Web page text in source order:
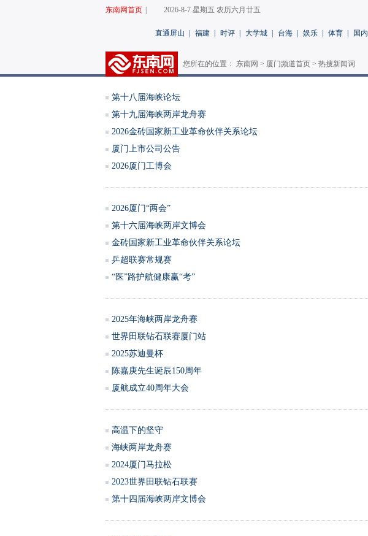
东南网首页 2026-8-7 星期五 农历六月廿五
直通屏山 福建 时评 大学城 台海 娱乐 体育 国内
您所在的位置： 东南网 > 厦门频道首页 > 热搜新闻词
第十八届海峡论坛
第十九届海峡两岸龙舟赛
2026金砖国家新工业革命伙伴关系论坛
厦门上市公司公告
2026厦门工博会
2026厦门“两会”
第十六届海峡两岸文博会
金砖国家新工业革命伙伴关系论坛
乒超联赛常规赛
“医”路护航健康赢“考”
2025年海峡两岸龙舟赛
世界田联钻石联赛厦门站
2025苏迪曼杯
陈嘉庚先生诞辰150周年
厦航成立40周年大会
高温下的坚守
海峡两岸龙舟赛
2024厦门马拉松
2023世界田联钻石联赛
第十四届海峡两岸文博会